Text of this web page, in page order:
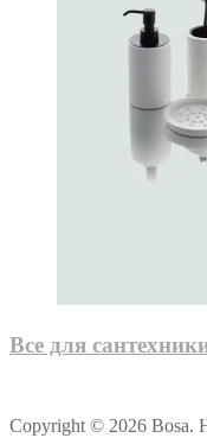
Все для
Copyright © 2026 Bosa.